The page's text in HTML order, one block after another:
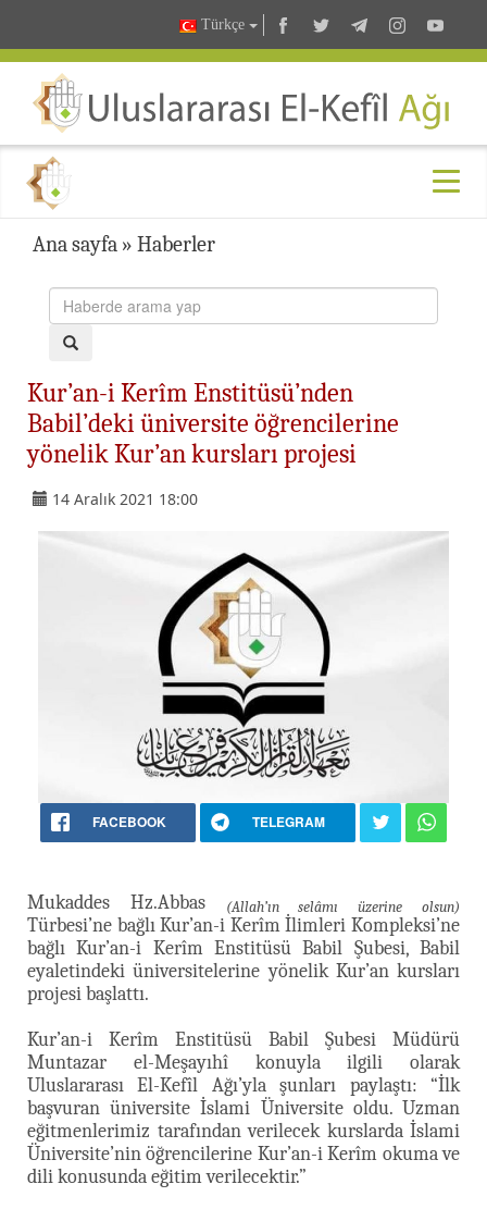
Türkçe
Ana sayfa » Haberler
Kur’an-i Kerîm Enstitüsü’nden
Babil’deki üniversite öğrencilerine
yönelik Kur’an kursları projesi
14 Aralık 2021 18:00
FACEBOOK TELEGRAM
Mukaddes Hz.Abbas (Allah’ın selâmı üzerine olsun)
Türbesi’ne bağlı Kur’an-i Kerîm İlimleri Kompleksi’ne
bağlı Kur’an-i Kerîm Enstitüsü Babil Şubesi, Babil
eyaletindeki üniversitelerine yönelik Kur’an kursları
projesi başlattı.
Kur’an-i Kerîm Enstitüsü Babil Şubesi Müdürü
Muntazar el-Meşayıhî konuyla ilgili olarak
Uluslararası El-Kefîl Ağı’yla şunları paylaştı: “İlk
başvuran üniversite İslami Üniversite oldu. Uzman
eğitmenlerimiz tarafından verilecek kurslarda İslami
Üniversite’nin öğrencilerine Kur’an-i Kerîm okuma ve
dili konusunda eğitim verilecektir.”